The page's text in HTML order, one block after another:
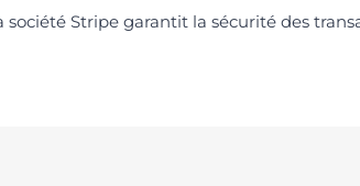
Stripe garantit la sécurité des